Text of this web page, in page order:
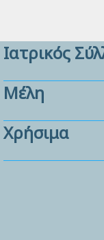
Ιατρικός
Μέλη
Χρήσιμα